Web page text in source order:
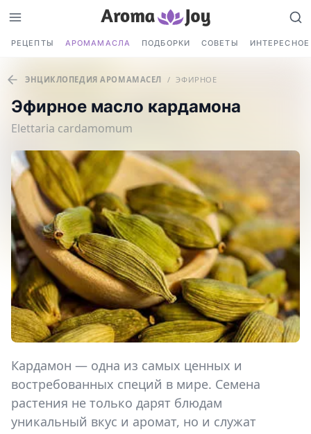
РЕЦЕПТЫ АРОМАМАСЛА ПОДБОРКИ СОВЕТЫ ИНТЕРЕСНОЕ
ЭНЦИКЛОПЕДИЯ АРОМАМАСЕЛ / ЭФИРНОЕ
Эфирное масло кардамона
Elettaria cardamomum
Кардамон — одна из самых ценных и
востребованных специй в мире. Семена
растения не только дарят блюдам
уникальный вкус и аромат, но и служат